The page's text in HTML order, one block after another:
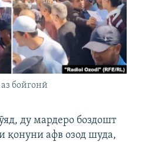
бойгонӣ
ду мардеро боздошт
қонуни афв озод шуда,